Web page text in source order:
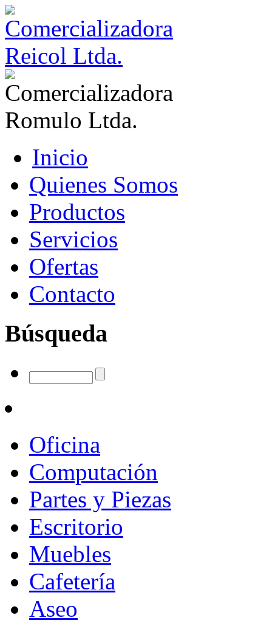
Inicio
Quienes Somos
Productos
Servicios
Ofertas
Contacto
Búsqueda
Oficina
Computación
Partes y Piezas
Escritorio
Muebles
Cafetería
Aseo